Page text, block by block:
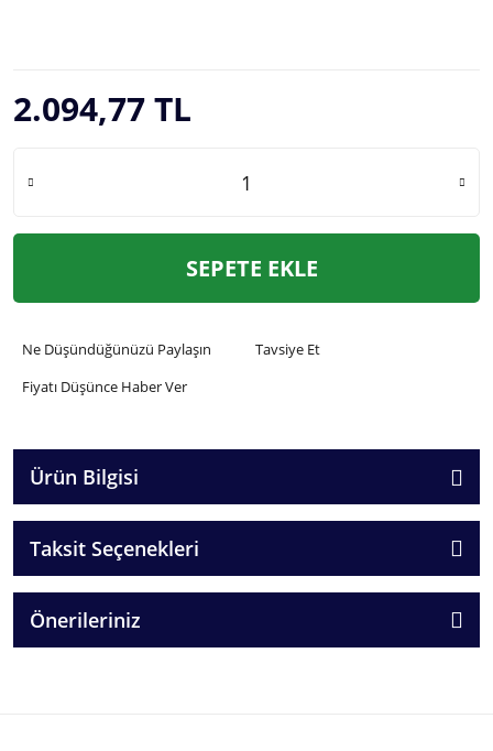
2.094,77 TL
SEPETE EKLE
Ne Düşündüğünüzü Paylaşın
Tavsiye Et
Fiyatı Düşünce Haber Ver
Ürün Bilgisi
Taksit Seçenekleri
Önerileriniz